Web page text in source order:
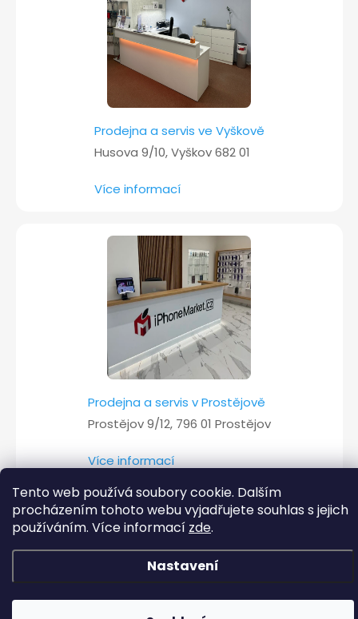
Tento web používá soubory cookie. Dalším
procházením tohoto webu vyjadřujete souhlas s jejich
používáním. Více informací zde.
Nastavení
Prodejna a servis ve Vyškově
Husova 9/10, Vyškov 682 01
Více informací
Prodejna a servis v Prostějově
Prostějov 9/12, 796 01 Prostějov
Více informací
Vytvořil Shoptet
Copyright 2026iPhoneMarket.cz. Všechna práva vyhrazena.